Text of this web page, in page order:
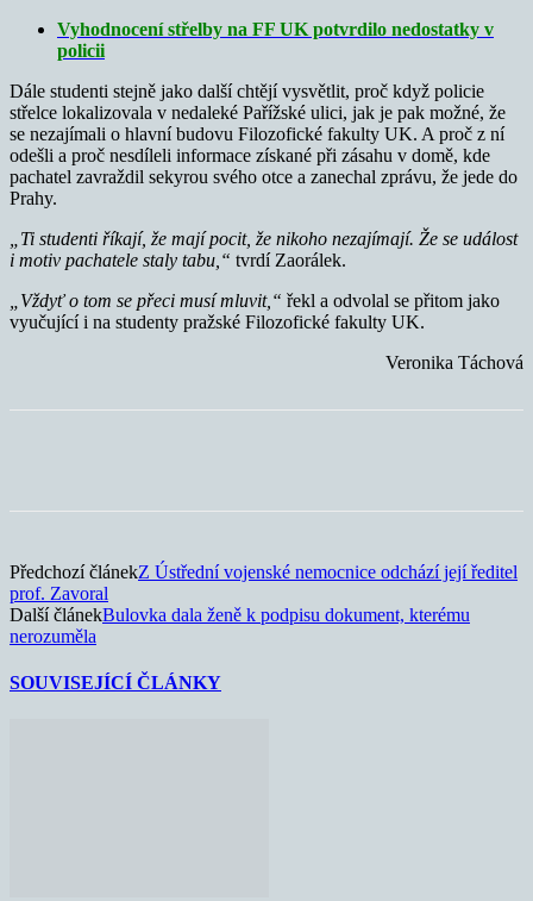
Vyhodnocení střelby na FF UK potvrdilo nedostatky v
policii
Dále studenti stejně jako další chtějí vysvětlit, proč když policie
střelce lokalizovala v nedaleké Pařížské ulici, jak je pak možné, že
se nezajímali o hlavní budovu Filozofické fakulty UK. A proč z ní
odešli a proč nesdíleli informace získané při zásahu v domě, kde
pachatel zavraždil sekyrou svého otce a zanechal zprávu, že jede do
Prahy.
„Ti studenti říkají, že mají pocit, že nikoho nezajímají. Že se událost
i motiv pachatele staly tabu,“ tvrdí Zaorálek.
„Vždyť o tom se přeci musí mluvit,“ řekl a odvolal se přitom jako
vyučující i na studenty pražské Filozofické fakulty UK.
Veronika Táchová
Předchozí článekZ Ústřední vojenské nemocnice odchází její ředitel
prof. Zavoral
Další článekBulovka dala ženě k podpisu dokument, kterému
nerozuměla
SOUVISEJÍCÍ ČLÁNKY